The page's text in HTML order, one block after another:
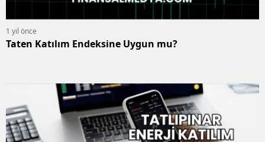
1 yıl önce
Taten Katılım Endeksine Uygun mu?